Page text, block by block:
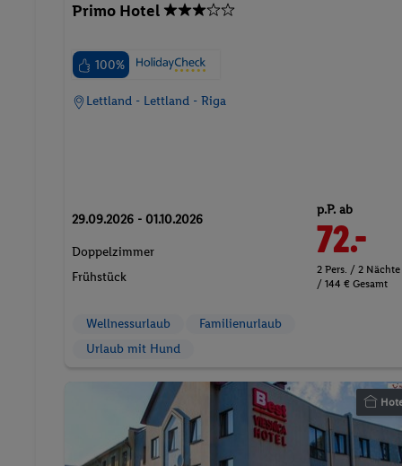
Primo Hotel
100%
Lettland - Lettland - Riga
29.09.2026 - 01.10.2026
Doppelzimmer
Frühstück
p.P. ab
72.-
2 Pers. / 2 Nächte
/ 144 € Gesamt
Wellnessurlaub
Familienurlaub
Urlaub mit Hund